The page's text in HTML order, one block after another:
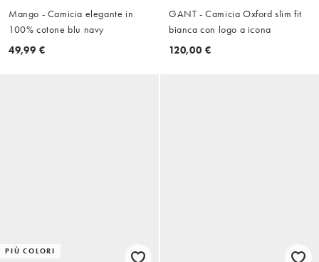
Mango - Camicia elegante in
100% cotone blu navy
49,99 €
GANT - Camicia Oxford slim fit
bianca con logo a icona
120,00 €
PIÙ COLORI